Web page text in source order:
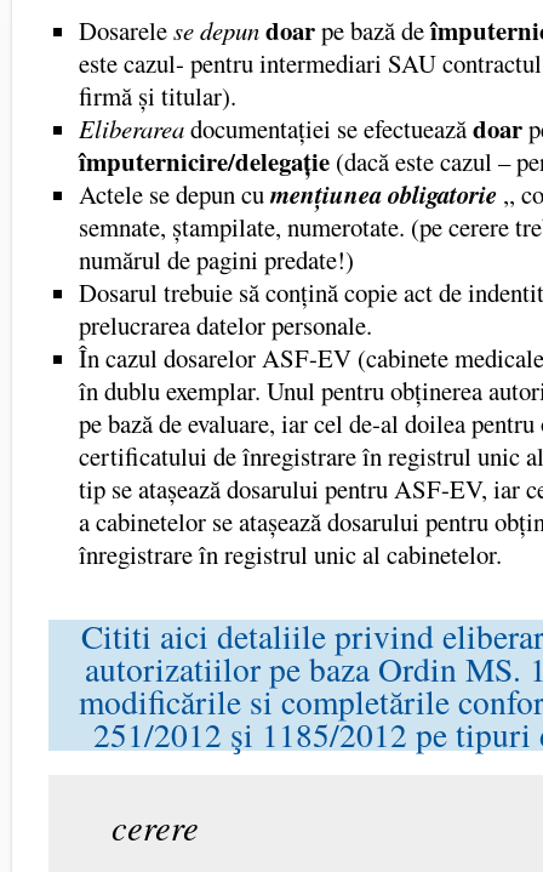
Dosarelese depundoarpe bază de
este cazul- pentru intermediari SAU
firmă și titular).
Eliberareadocumentației se efectueazădoar
împuternicire/delegație (dacă este cazul –
Actele se depun cumențiunea obligatorie ,,
semnate, ștampilate, numerotate. (pe cerere
numărul de pagini predate!)
Dosarul trebuie să conțină copie act de
prelucrarea datelor personale.
În cazul dosarelor ASF-EV (cabinete
în dublu exemplar. Unul pentru obținerea
pe bază de evaluare, iar cel de-al doilea
certificatului de înregistrare în registrul unic
tip se atașează dosarului pentru ASF-EV, iar
a cabinetelor se atașează dosarului pentru
înregistrare în registrul unic al cabinetelor.
Cititi aici detaliile privind
autorizatiilor pe baza Ordin MS.
modificările si completările
251/2012 şi 1185/2012 pe
cerere